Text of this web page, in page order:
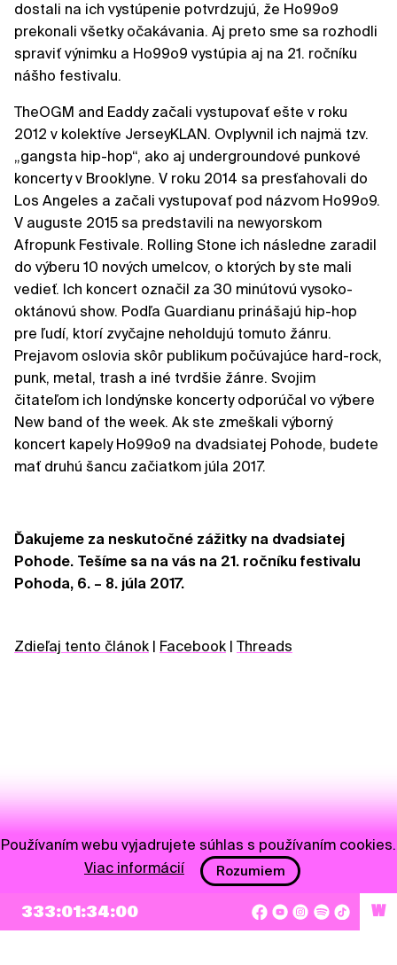
dostali na ich vystúpenie potvrdzujú, že Ho99o9
prekonali všetky očakávania. Aj preto sme sa rozhodli
spraviť výnimku a Ho99o9 vystúpia aj na 21. ročníku
nášho festivalu.
TheOGM and Eaddy začali vystupovať ešte v roku
2012 v kolektíve JerseyKLAN. Ovplyvnil ich najmä tzv.
„gangsta hip-hop“, ako aj undergroundové punkové
koncerty v Brooklyne. V roku 2014 sa presťahovali do
Los Angeles a začali vystupovať pod názvom Ho99o9.
V auguste 2015 sa predstavili na newyorskom
Afropunk Festivale. Rolling Stone ich následne zaradil
do výberu 10 nových umelcov, o ktorých by ste mali
vedieť. Ich koncert označil za 30 minútovú vysoko-
oktánovú show. Podľa Guardianu prinášajú hip-hop
pre ľudí, ktorí zvyčajne neholdujú tomuto žánru.
Prejavom oslovia skôr publikum počúvajúce hard-rock,
punk, metal, trash a iné tvrdšie žánre. Svojim
čitateľom ich londýnske koncerty odporúčal vo výbere
New band of the week. Ak ste zmeškali výborný
koncert kapely Ho99o9 na dvadsiatej Pohode, budete
mať druhú šancu začiatkom júla 2017.
Ďakujeme za neskutočné zážitky na dvadsiatej
Pohode. Tešíme sa na vás na 21. ročníku festivalu
Pohoda, 6. – 8. júla 2017.
Zdieľaj tento článok Facebook Threads
NEWSLETTER
333:01:34:00 W
Používaním webu vyjadrujete súhlas s používaním cookies.
Viac informácií
Rozumiem